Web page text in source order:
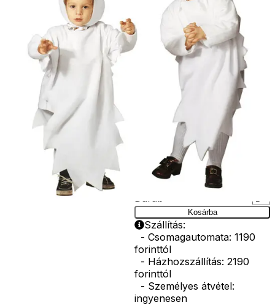
kardok, kemény
kalapok,
varázspálca,
seprű, szakáll,
bajusz, műanyag
korona, esernyő,
vasvilla, stb.
Amennyiben a
képen több
termék szerepel,
az ár minden
esetben egy
termékre
vonatkozik!
Darab
Kosárba
Szállítás:
- Csomagautomata: 1190
forinttól
- Házhozszállítás: 2190
forinttól
- Személyes átvétel:
ingyenesen